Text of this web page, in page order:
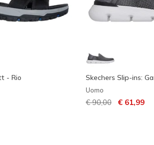
- Rio Skechers Slip-ins:
Uomo
Prezzo ridotto da
€ 90,00per€ 61,99